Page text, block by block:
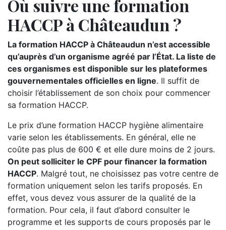
Où suivre une formation
HACCP à Châteaudun ?
La formation HACCP à Châteaudun n’est accessible
qu’auprès d’un organisme agréé par l’État. La liste de
ces organismes est disponible sur les plateformes
gouvernementales officielles en ligne. Il suffit de
choisir l’établissement de son choix pour commencer
sa formation HACCP.
Le prix d’une formation HACCP hygiène alimentaire
varie selon les établissements. En général, elle ne
coûte pas plus de 600 € et elle dure moins de 2 jours.
On peut solliciter le CPF pour financer la formation
HACCP. Malgré tout, ne choisissez pas votre centre de
formation uniquement selon les tarifs proposés. En
effet, vous devez vous assurer de la qualité de la
formation. Pour cela, il faut d’abord consulter le
programme et les supports de cours proposés par le